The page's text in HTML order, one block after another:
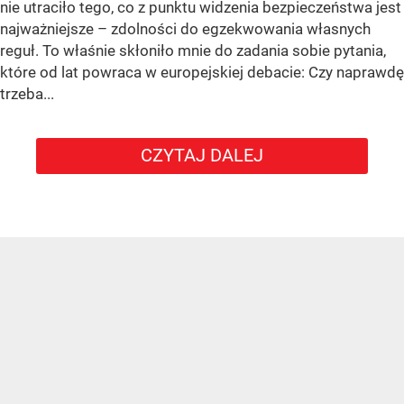
nie utraciło tego, co z punktu widzenia bezpieczeństwa jest
najważniejsze – zdolności do egzekwowania własnych
reguł. To właśnie skłoniło mnie do zadania sobie pytania,
które od lat powraca w europejskiej debacie: Czy naprawdę
trzeba...
CZYTAJ DALEJ